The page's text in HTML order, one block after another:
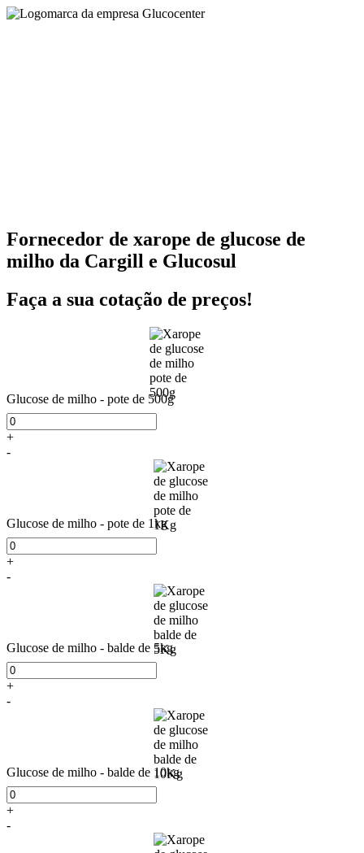
Fornecedor de xarope de glucose de
milho da Cargill e Glucosul
Faça a sua cotação de preços!
Glucose de milho - pote de 500g
+
-
Glucose de milho - pote de 1kg
+
-
Glucose de milho - balde de 5kg
+
-
Glucose de milho - balde de 10kg
+
-